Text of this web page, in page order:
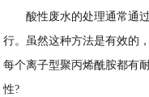
酸性废水的处理通常通过
行。虽然这种方法是有效的
每个离子型聚丙烯酰胺都有
性?